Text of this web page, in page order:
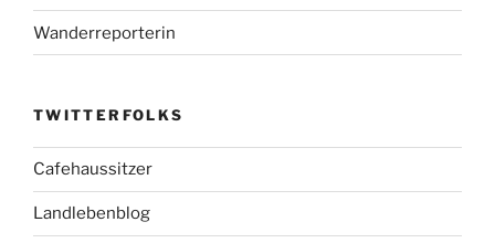
Wanderreporterin
TWITTERFOLKS
Cafehaussitzer
Landlebenblog